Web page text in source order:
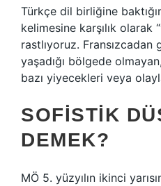
Türkçe dil birliğine
kelimesine karşılık olarak
rastlıyoruz.
yaşadığı bölgede
bazı yiyecekleri veya
SOFISTIK
DEMEK?
MÖ 5. yüzyılın ikinci